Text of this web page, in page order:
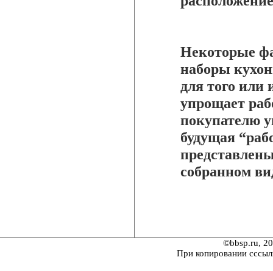
Некоторые
наборы
для того или
упрощает
покупателю
будущая
собранном
©bbsp.ru,
При копировании